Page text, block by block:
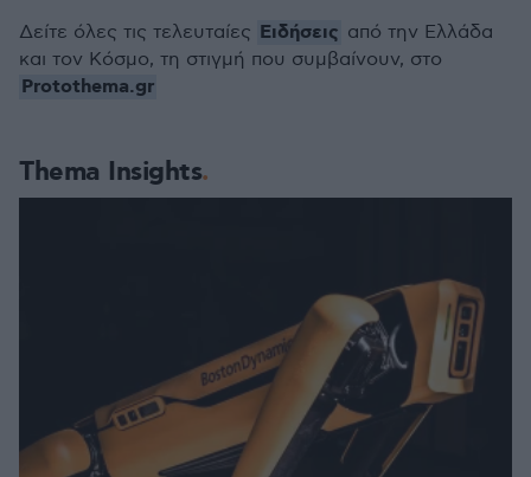
Thema Insights
Δείτε όλες τις τελευταίες Ειδήσεις από την Ελλάδα
και τον Κόσμο, τη στιγμή που συμβαίνουν, στο
Protothema.gr